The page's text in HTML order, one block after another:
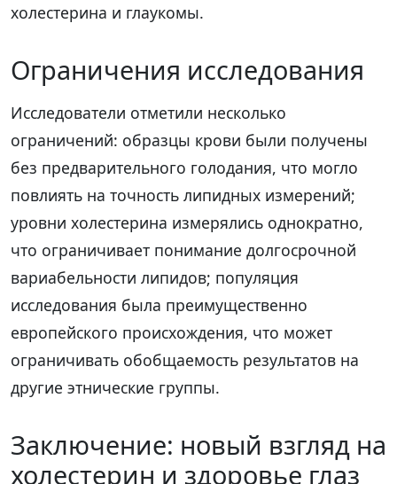
холестерина и глаукомы.
Ограничения исследования
Исследователи отметили несколько
ограничений: образцы крови были получены
без предварительного голодания, что могло
повлиять на точность липидных измерений;
уровни холестерина измерялись однократно,
что ограничивает понимание долгосрочной
вариабельности липидов; популяция
исследования была преимущественно
европейского происхождения, что может
ограничивать обобщаемость результатов на
другие этнические группы.
Заключение: новый взгляд на
холестерин и здоровье глаз